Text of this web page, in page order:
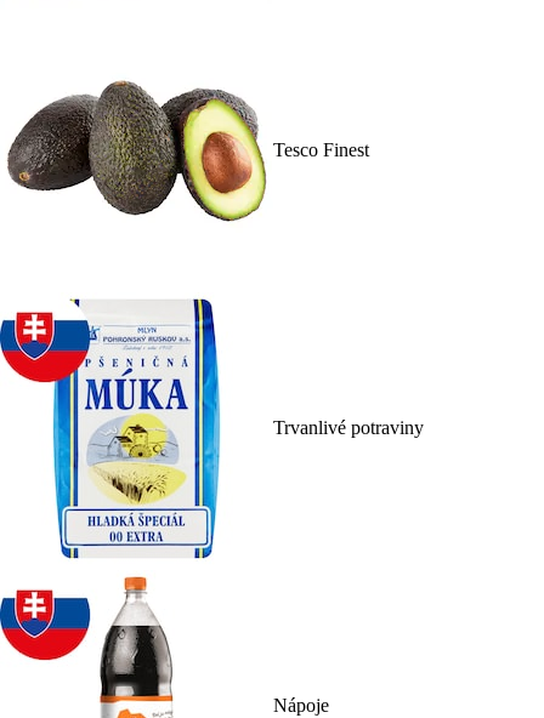
Tesco Finest
Trvanlivé potraviny
Nápoje